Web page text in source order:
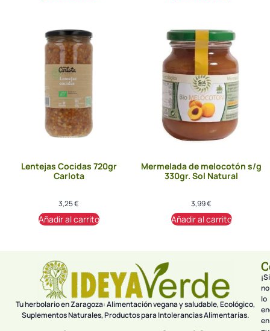
Lentejas Cocidas 720gr
Carlota
3,25€
Añadir al carrito
Mermelada de melocotón s/g
330gr. Sol Natural
3,99€
Añadir al carrito
Tu herbolario en Zaragoza: Alimentación vegana y saludable, Ecológico,
Suplementos Naturales, Productos para Intolerancias Alimentarías.
¡Si
no
lo
en